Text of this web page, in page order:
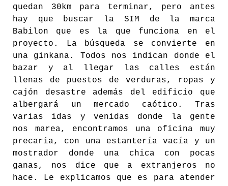
quedan 30km para terminar, pero antes
hay que buscar la SIM de la marca
Babilon que es la que funciona en el
proyecto. La búsqueda se convierte en
una ginkana. Todos nos indican donde el
bazar y al llegar las calles están
llenas de puestos de verduras, ropas y
cajón desastre además del edificio que
albergará un mercado caótico. Tras
varias idas y venidas donde la gente
nos marea, encontramos una oficina muy
precaria, con una estantería vacía y un
mostrador donde una chica con pocas
ganas, nos dice que a extranjeros no
hace. Le explicamos que es para atender